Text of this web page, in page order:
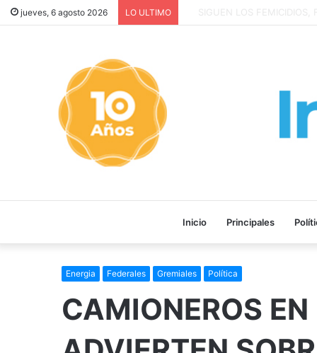
jueves, 6 agosto 2026 LO ULTIMO Anillo digital de seguridad
Inicio Principales
Energia Federales Gremiales Política
CAMIONEROS